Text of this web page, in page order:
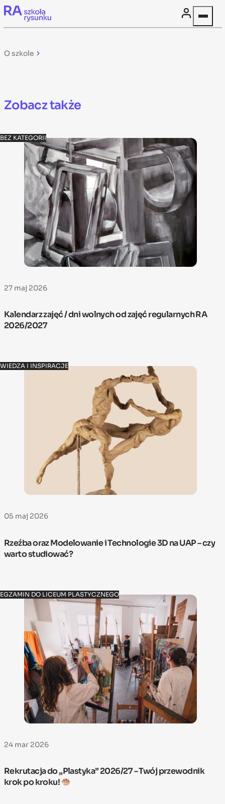
Skip to content
O szkole
Zobacz także
BEZ KATEGORII
27 maj 2026
Kalendarz zajęć / dni wolnych od zajęć regularnych RA
2026/2027
WIEDZA I INSPIRACJE
05 maj 2026
Rzeźba oraz Modelowanie i Technologie 3D na UAP – czy
warto studiować?
EGZAMIN DO LICEUM PLASTYCZNEGO
24 mar 2026
Rekrutacja do „Plastyka” 2026/27 – Twój przewodnik
krok po kroku!